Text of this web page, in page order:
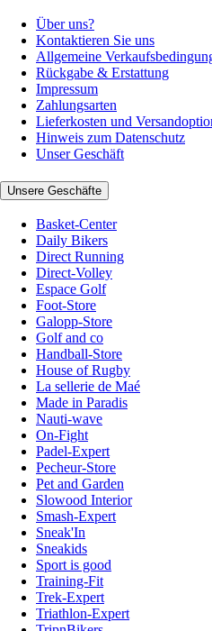
Über uns?
Kontaktieren Sie uns
Allgemeine
Rückgabe & Erstattung
Impressum
Zahlungsarten
Lieferkosten und
Hinweis zum Datenschutz
Unser Geschäft
Unsere Geschäfte
Basket-Center
Daily Bikers
Direct Running
Direct-Volley
Espace Golf
Foot-Store
Galopp-Store
Golf and co
Handball-Store
House of Rugby
La sellerie de Maé
Made in Paradis
Nauti-wave
On-Fight
Padel-Expert
Pecheur-Store
Pet and Garden
Slowood Interior
Smash-Expert
Sneak'In
Sneakids
Sport is good
Training-Fit
Trek-Expert
Triathlon-Expert